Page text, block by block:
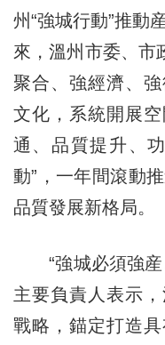
州“強城行動”推動
來，溫州市委、市
聚合、強經濟、
文化，系統開展
通、品質提升、
動”，一年間滾動
品質發展新格局。
“強城必須強産
主要負責人表示
戰略，錨定打造